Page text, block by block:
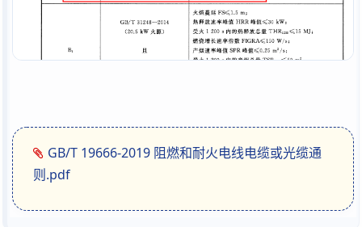
GB/T 19666-2019 阻燃和耐火电线电缆或光缆通
则.pdf